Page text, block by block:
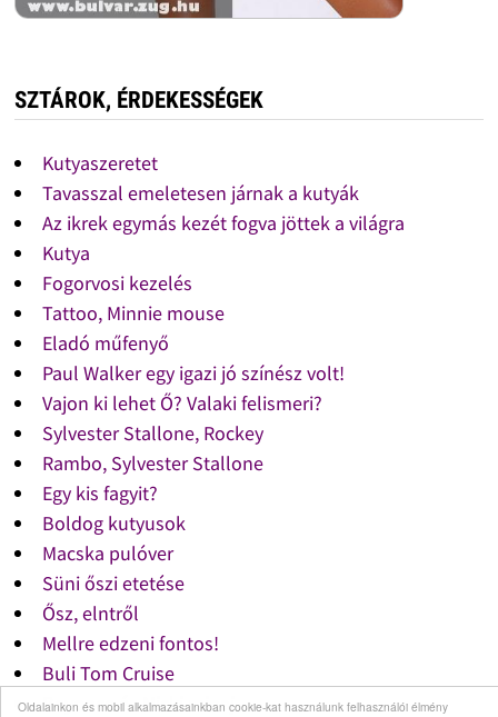
Oldalainkon és mobil alkalmazásainkban cookie-kat használunk felhasználói élmény
SZTÁROK, ÉRDEKESSÉGEK
Kutyaszeretet
Tavasszal emeletesen járnak a kutyák
Az ikrek egymás kezét fogva jöttek a világra
Kutya
Fogorvosi kezelés
Tattoo, Minnie mouse
Eladó műfenyő
Paul Walker egy igazi jó színész volt!
Vajon ki lehet Ő? Valaki felismeri?
Sylvester Stallone, Rockey
Rambo, Sylvester Stallone
Egy kis fagyit?
Boldog kutyusok
Macska pulóver
Süni őszi etetése
Ősz, elntről
Mellre edzeni fontos!
Buli Tom Cruise
Beyonce és Nicki minaj